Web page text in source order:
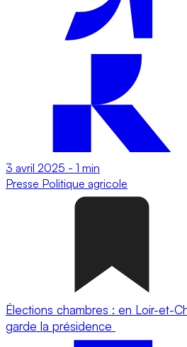
3 avril 2025 - 1 min
Presse Politique agricole
Élections chambres : en Loir-et-
garde la présidence